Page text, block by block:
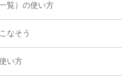
覧）の使い方
なそう
い方